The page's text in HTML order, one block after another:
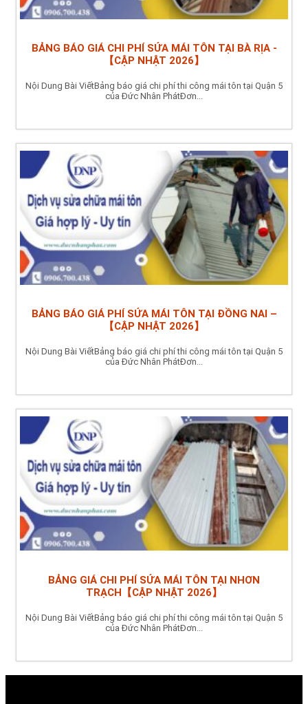
BẢNG BÁO GIÁ CHI PHÍ SỬA MÁI TÔN TẠI BÀ RỊA -
【CẬP NHẬT 2026】
Nội Dung Bài ViếtBảng báo giá chi phí thi công mái tôn tại Quận 5
của Đức Nhân PhátĐơn...
BẢNG BÁO GIÁ PHÍ SỬA MÁI TÔN TẠI ĐỒNG NAI –
【CẬP NHẬT 2026】
Nội Dung Bài ViếtBảng báo giá chi phí thi công mái tôn tại Quận 5
của Đức Nhân PhátĐơn...
BẢNG GIÁ CHI PHÍ SỬA MÁI TÔN TẠI NHƠN
TRẠCH【CẬP NHẬT 2026】
Nội Dung Bài ViếtBảng báo giá chi phí thi công mái tôn tại Quận 5
của Đức Nhân PhátĐơn...